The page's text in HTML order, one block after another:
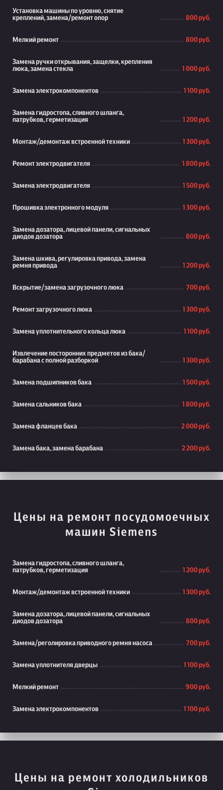
Установка машины по уровню, снятие
креплений, замена/ремонт опор
800 руб.
Мелкий ремонт 800 руб.
Замена ручки открывания, защелки, крепления
люка, замена стекла
1 000 руб.
Замена электрокомпонентов 1 100 руб.
Замена гидростопа, сливного шланга,
патрубков, герметизация
1 200 руб.
Монтаж/демонтаж встроенной техники 1 300 руб.
Ремонт электродвигателя 1 800 руб.
Замена электродвигателя 1 500 руб.
Прошивка электронного модуля 1 300 руб.
Замена дозатора, лицевой панели, сигнальных
диодов дозатора
800 руб.
Замена шкива, регулировка привода, замена
ремня привода
1 200 руб.
Вскрытие/замена загрузочного люка 700 руб.
Ремонт загрузочного люка 1 300 руб.
Замена уплотнительного кольца люка 1 100 руб.
Извлечение посторонних предметов из бака/
барабана с полной разборкой
1 300 руб.
Замена подшипников бака 1 500 руб.
Замена сальников бака 1 800 руб.
Замена фланцев бака 2 000 руб.
Замена бака, замена барабана 2 200 руб.
Цены на ремонт посудомоечных
машин Siemens
Замена гидростопа, сливного шланга,
патрубков, герметизация
1 200 руб.
Монтаж/демонтаж встроенной техники 1 300 руб.
Замена дозатора, лицевой панели, сигнальных
диодов дозатора
800 руб.
Замена/реголировка приводного ремня насоса 700 руб.
Замена уплотнителя дверцы 1 100 руб.
Мелкий ремонт 900 руб.
Замена электрокомпонентов 1 100 руб.
Цены на ремонт холодильников